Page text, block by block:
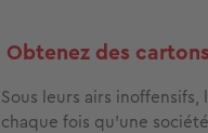
Obtenez des
Sous leurs airs
chaque fois qu'une